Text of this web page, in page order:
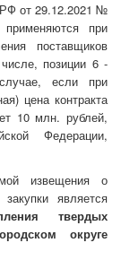
РФ от 29.12.2021 №
при
поставщиков
позиции 6 -
если при
цена контракта
10 млн. рублей,
Федерации,
извещения о
является
твердых
округе